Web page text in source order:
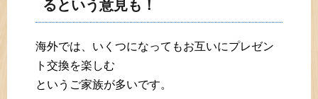
るという意見も！
海外では、いくつになってもお互いにプレゼン
ト交換を楽しむ
というご家族が多いです。